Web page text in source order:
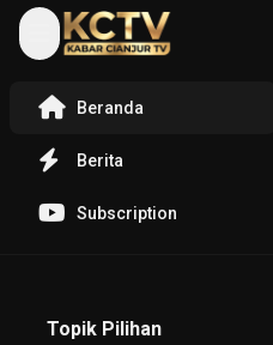
Beranda
Berita
Subscription
Topik Pilihan